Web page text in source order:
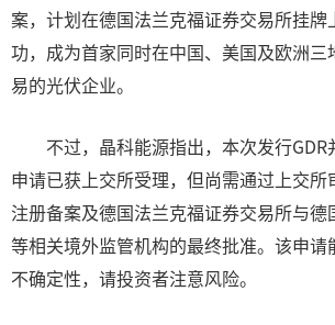
案，计划在德国法兰克福证券交易所挂牌
功，成为首家同时在中国、美国及欧洲三
易的光伏企业。
不过，晶科能源指出，本次发行
申请已获上交所受理，但尚需通过上交
注册备案及德国法兰克福证券交易所与德
等相关境外监管机构的最终批准。该申请
不确定性，请投资者注意风险。